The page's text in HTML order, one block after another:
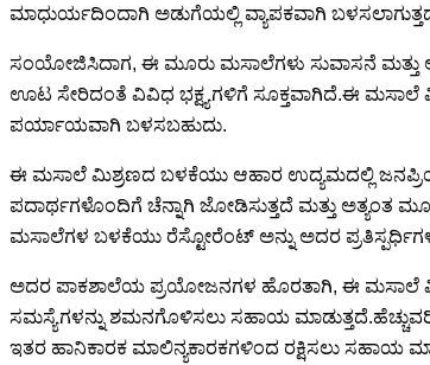
ಮಾಧುರ್ಯದಿಂದಾಗಿ ಅಡುಗೆಯಲ್ಲಿ ವ್ಯಾಪಕವಾಗಿ
ಸಂಯೋಜಿಸಿದಾಗ, ಈ ಮೂರು ಮಸಾಲೆಗಳು ಸುವಾಸನೆ ಮತ್ತು
ಊಟ ಸೇರಿದಂತೆ ವಿವಿಧ ಭಕ್ಷ್ಯಗಳಿಗೆ ಸೂಕ್ತವಾಗಿದೆ.ಈ
ಪರ್ಯಾಯವಾಗಿ ಬಳಸಬಹುದು.
ಈ ಮಸಾಲೆ ಮಿಶ್ರಣದ ಬಳಕೆಯು ಆಹಾರ ಉದ್ಯಮದಲ್ಲಿ
ಪದಾರ್ಥಗಳೊಂದಿಗೆ ಚೆನ್ನಾಗಿ ಜೋಡಿಸುತ್ತದೆ ಮತ್ತು ಅತ್ಯಂತ
ಮಸಾಲೆಗಳ ಬಳಕೆಯು ರೆಸ್ಟೋರೆಂಟ್ ಅನ್ನು ಅದರ
ಅದರ ಪಾಕಶಾಲೆಯ ಪ್ರಯೋಜನಗಳ ಹೊರತಾಗಿ, ಈ ಮಸಾಲೆ
ಸಮಸ್ಯೆಗಳನ್ನು ಶಮನಗೊಳಿಸಲು ಸಹಾಯ
ಇತರ ಹಾನಿಕಾರಕ ಮಾಲಿನ್ಯಕಾರಕಗಳಿಂದ ರಕ್ಷಿಸಲು ಸಹಾಯ